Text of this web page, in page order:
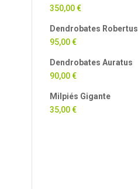
350,00€
Dendrobates Robertus
95,00€
Dendrobates Auratus
90,00€
Milpiés Gigante
35,00€